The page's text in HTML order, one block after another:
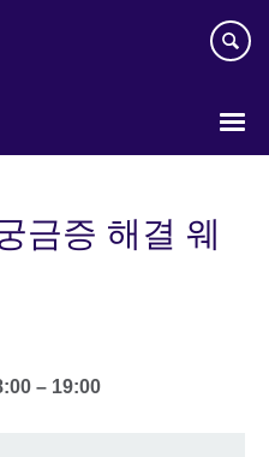
금증 해결 웨
– 19:00